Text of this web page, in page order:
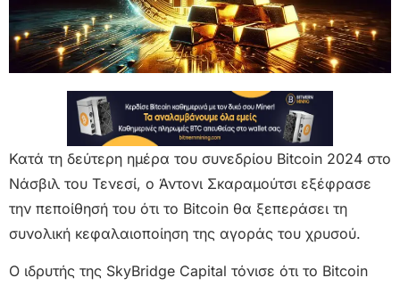
Κατά τη δεύτερη ημέρα του συνεδρίου Bitcoin 2024 στο
Νάσβιλ του Τενεσί, ο Άντονι Σκαραμούτσι εξέφρασε
την πεποίθησή του ότι το Bitcoin θα ξεπεράσει τη
συνολική κεφαλαιοποίηση της αγοράς του χρυσού.
Ο ιδρυτής της SkyBridge Capital τόνισε ότι το Bitcoin